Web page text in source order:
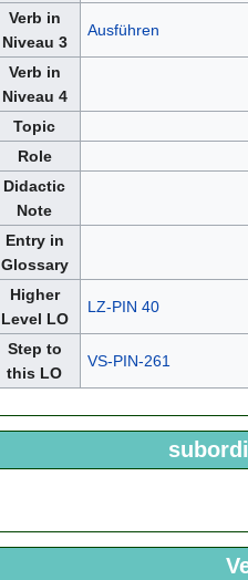
Verb in
Niveau 3
Ausführen
Verb in
Niveau 4
Topic
Role
Didactic
Note
Entry in
Glossary
Higher
Level LO
LZ-PIN 40
Step to
this LO
VS-PIN-261